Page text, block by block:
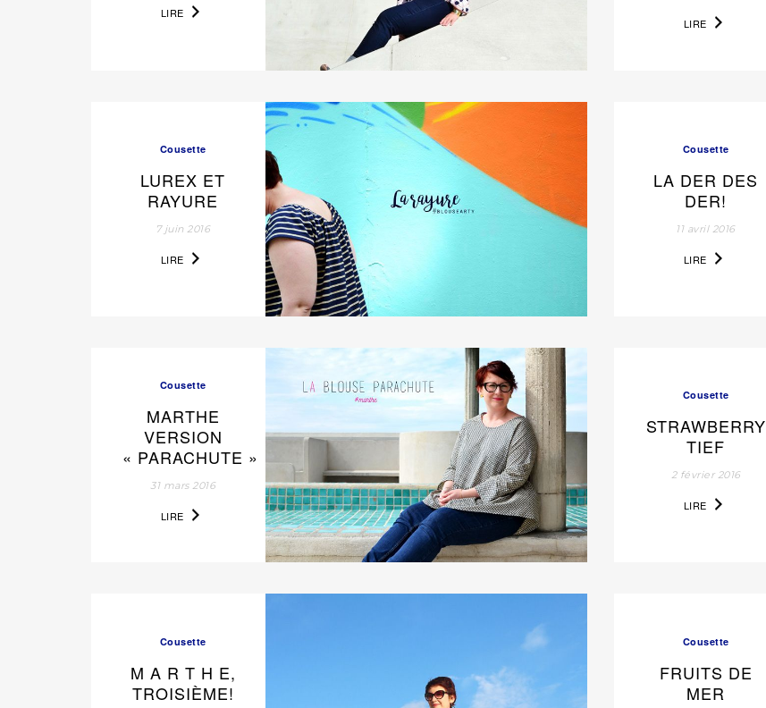
LIRE
LIRE
Cousette
LUREX ET
RAYURE
7 juin 2016
LIRE
Cousette
LA DER DES
DER!
11 avril 2016
LIRE
Cousette
MARTHE
VERSION
« PARACHUTE »
31 mars 2016
LIRE
Cousette
STRAWBERRY
TIEF
2 février 2016
LIRE
Cousette
M A R T H E,
TROISIÈME!
Cousette
FRUITS DE
MER